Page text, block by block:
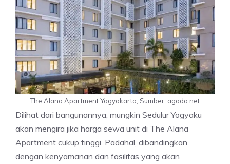
The Alana Apartment Yogyakarta, Sumber: agoda.net
Dilihat dari bangunannya, mungkin Sedulur Yogyaku
akan mengira jika harga sewa unit di The Alana
Apartment cukup tinggi. Padahal, dibandingkan
dengan kenyamanan dan fasilitas yang akan